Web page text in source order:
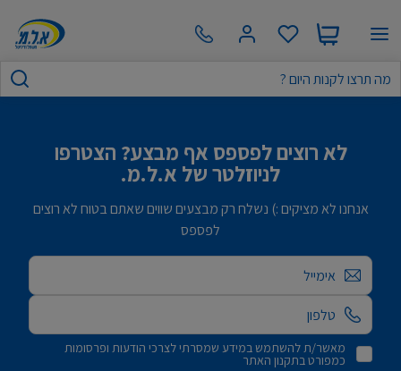
לא רוצים לפספס אף מבצע? הצטרפו
לניוזלטר של א.ל.מ.
אנחנו לא מציקים :) נשלח רק מבצעים שווים שאתם בטוח לא רוצים
לפספס
אימייל
מאשר/ת להשתמש במידע שמסרתי לצרכי הודעות ופרסומות
כמפורט בתקנון האתר